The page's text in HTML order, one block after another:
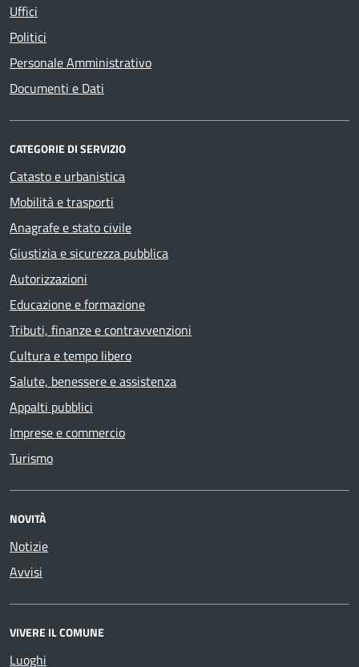
Uffici
Politici
Personale Amministrativo
Documenti e Dati
CATEGORIE DI SERVIZIO
Catasto e urbanistica
Mobilità e trasporti
Anagrafe e stato civile
Giustizia e sicurezza pubblica
Autorizzazioni
Educazione e formazione
Tributi, finanze e contravvenzioni
Cultura e tempo libero
Salute, benessere e assistenza
Appalti pubblici
Imprese e commercio
Turismo
NOVITÀ
Notizie
Avvisi
VIVERE IL COMUNE
Luoghi